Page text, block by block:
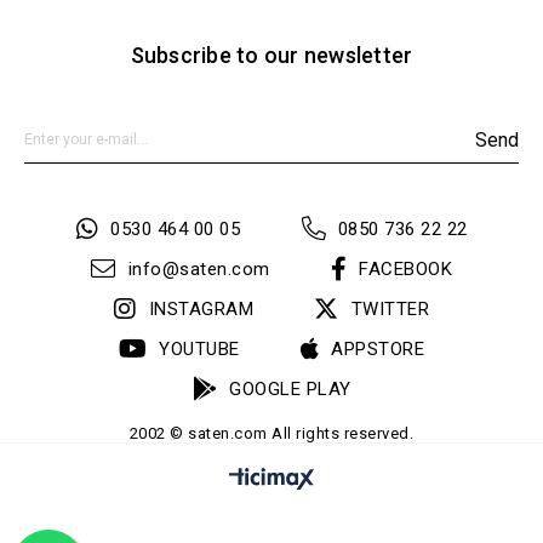
Subscribe to our newsletter
Send
0530 464 00 05
0850 736 22 22
info@saten.com
FACEBOOK
INSTAGRAM
TWITTER
YOUTUBE
APPSTORE
GOOGLE PLAY
2002 © saten.com All rights reserved.